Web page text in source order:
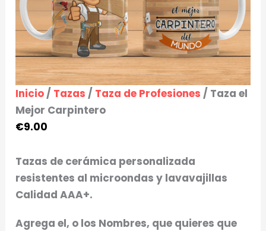
Inicio/ Tazas / Taza de Profesiones / Taza el
Mejor Carpintero
€9.00
Tazas de cerámica personalizada
resistentes al microondas y lavavajillas
Calidad AAA+.
Agrega el, o los Nombres, que quieres que